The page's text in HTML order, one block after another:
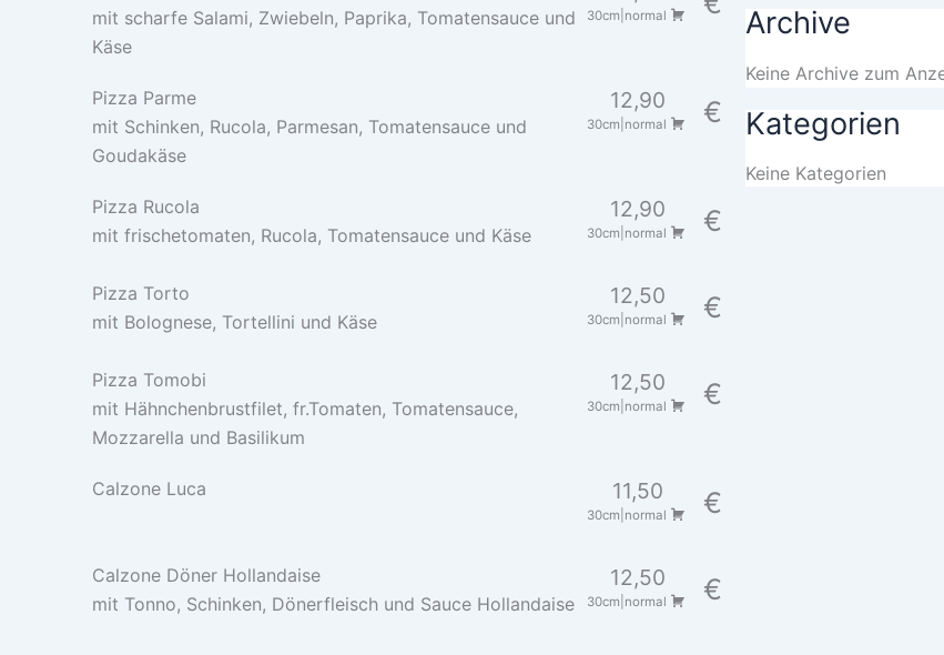
30cm|normal
mit scharfe Salami, Zwiebeln, Paprika, Tomatensauce und
Käse
Pizza Parme 12,90
30cm|normal €
mit Schinken, Rucola, Parmesan, Tomatensauce und
Goudakäse
Pizza Rucola 12,90
30cm|normal €
mit frischetomaten, Rucola, Tomatensauce und Käse
Pizza Torto 12,50
30cm|normal €
mit Bolognese, Tortellini und Käse
Pizza Tomobi 12,50
30cm|normal €
mit Hähnchenbrustfilet, fr.Tomaten, Tomatensauce,
Mozzarella und Basilikum
Calzone Luca 11,50
30cm|normal €
Calzone Döner Hollandaise 12,50
30cm|normal €
mit Tonno, Schinken, Dönerfleisch und Sauce Hollandaise
Archive
Keine Archive zum
Kategorien
Keine Kategorien